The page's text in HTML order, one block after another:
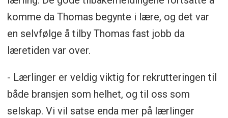
komme da Thomas begynte i lære, og det var
en selvfølge å tilby Thomas fast jobb da
læretiden var over.
- Lærlinger er veldig viktig for rekrutteringen til
både bransjen som helhet, og til oss som
selskap. Vi vil satse enda mer på lærlinger